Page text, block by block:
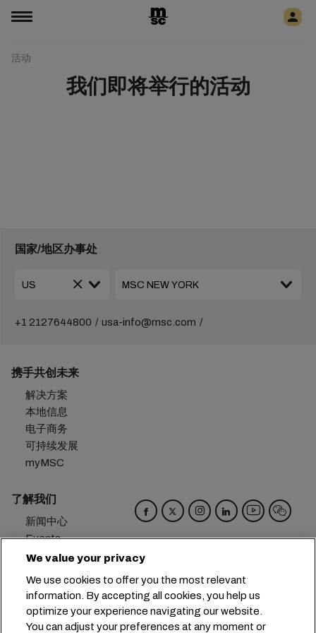
活动
我们即将举行的活动
国家/地区办事处
+1 2127644800 usa-info@msc.com
携手共创未来
解决方案
本地信息
电子商务
可持续发展
myMSC
了解我们
新闻中心
Events
Blog
联系我们
偏好设置
We value your privacy
We use cookies to offer you the most relevant
information. By accepting all cookies, you help us
optimize your experience navigating our website.
You can adjust your preferences at any moment or